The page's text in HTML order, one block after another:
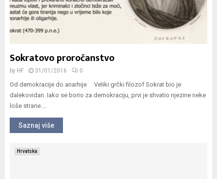
Sokratovo proročanstvo
by HF 31/01/2016 0
Od demokracije do anarhije Veliki grčki filozof Sokrat bio je
dalekovidan. Iako se borio za demokraciju, prvi je shvatio njezine neke
loše strane....
Saznaj više
Hrvatska